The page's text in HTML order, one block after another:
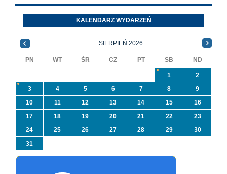
azbest w ramach
programu
priorytetowego
NFOŚiGW pn.
Oleszycach przy
Orzeszkowej.
informacji ...
KALENDARZ WYDARZEŃ
SIERPIEŃ 2026
PN WT ŚR CZ PT SB ND
1
2
3
4 5 6 7 8
9
10
11 12 13 14 15
16
17
18 19 20 21 22
23
24
25 26 27 28 29
30
31